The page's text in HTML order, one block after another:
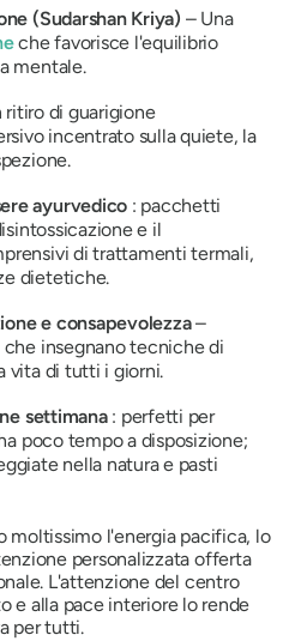
(Sudarshan Kriya) – Una
che favorisce l'equilibrio
mentale.
di guarigione
incentrato sulla quiete, la
ayurvedico : pacchetti
e il
di trattamenti termali,
dietetiche.
e consapevolezza–
insegnano tecniche di
vita di tutti i giorni.
settimana : perfetti per
poco tempo a disposizione;
nella natura e pasti
moltissimo l'energia pacifica, lo
personalizzata offerta
L'attenzione del centro
e alla pace interiore lo rende
per tutti.